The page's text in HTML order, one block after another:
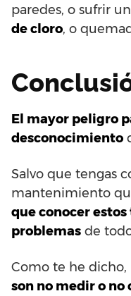
paredes, o sufrir
de cloro, o
El mayor peligro
desconocimiento
Salvo que tengas
mantenimiento
que conocer
problemas de
Como te he dicho,
son no medir o no